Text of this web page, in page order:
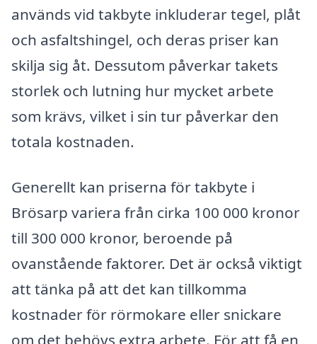
används vid takbyte inkluderar tegel, plåt
och asfaltshingel, och deras priser kan
skilja sig åt. Dessutom påverkar takets
storlek och lutning hur mycket arbete
som krävs, vilket i sin tur påverkar den
totala kostnaden.
Generellt kan priserna för takbyte i
Brösarp variera från cirka 100 000 kronor
till 300 000 kronor, beroende på
ovanstående faktorer. Det är också viktigt
att tänka på att det kan tillkomma
kostnader för rörmokare eller snickare
om det behövs extra arbete. För att få en